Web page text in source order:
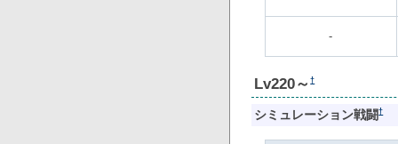
-
Lv220～†
シミュレーション戦闘†